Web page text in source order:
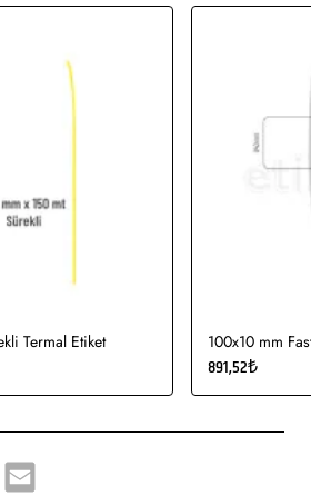
dayanıklı yapışkanlı tutkal)
makine ürün etiketi, demirbaş
etiketi, ürün etiketi. Yüksek ve düşük
edilmeye uygundur. Gıda etiketi vb.
tarafından kullanımı söz konusudur.
Termal Etiket 100x10 mm
891,52₺
Email